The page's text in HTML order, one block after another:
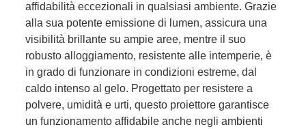
affidabilità eccezionali in qualsiasi ambiente. Grazie
alla sua potente emissione di lumen, assicura una
visibilità brillante su ampie aree, mentre il suo
robusto alloggiamento, resistente alle intemperie, è
in grado di funzionare in condizioni estreme, dal
caldo intenso al gelo. Progettato per resistere a
polvere, umidità e urti, questo proiettore garantisce
un funzionamento affidabile anche negli ambienti